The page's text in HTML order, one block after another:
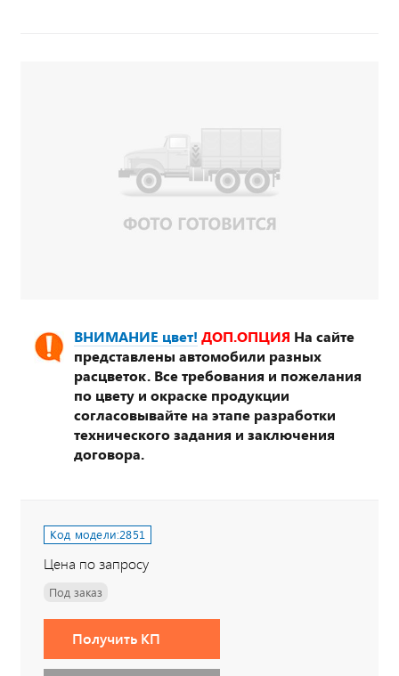
ВНИМАНИЕ цвет! ДОП.ОПЦИЯ На сайте
представлены автомобили разных
расцветок. Все требования и пожелания
по цвету и окраске продукции
согласовывайте на этапе разработки
технического задания и заключения
договора.
Код модели:2851
Цена по запросу
Под заказ
Получить КП